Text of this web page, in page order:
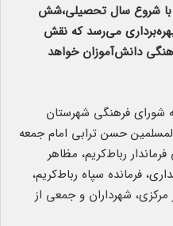
با شروع سال تحصیلی،شش
می‌رسد که نقش
دانش‌آموزان خواهد
شورای فرهنگی شهرستان
حسن ترابی امام جمعه
رباط‌کریم، مظاهر
فرمانده سپاه رباط‌کریم،
شهرداران و جمعی از